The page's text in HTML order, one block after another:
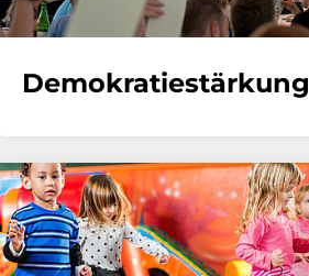
Demokratiestärkung